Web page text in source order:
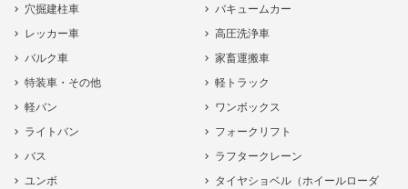
穴掘建柱車
バキュームカー
レッカー車
高圧洗浄車
バルク車
家畜運搬車
特装車・その他
軽トラック
軽バン
ワンボックス
ライトバン
フォークリフト
バス
ラフタークレーン
ユンボ
タイヤショベル（ホイールローダ